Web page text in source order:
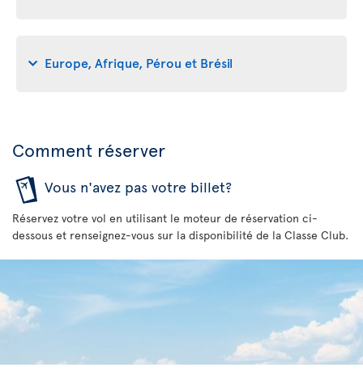
Europe, Afrique, Pérou et Brésil
Comment réserver
Vous n'avez pas votre billet?
Réservez votre vol en utilisant le moteur de réservation ci-
dessous et renseignez-vous sur la disponibilité de la Classe Club.